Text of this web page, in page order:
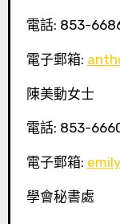
電話: 853-
電子郵箱:
陳美動女士
電話: 853-
電子郵箱:
學會秘書處